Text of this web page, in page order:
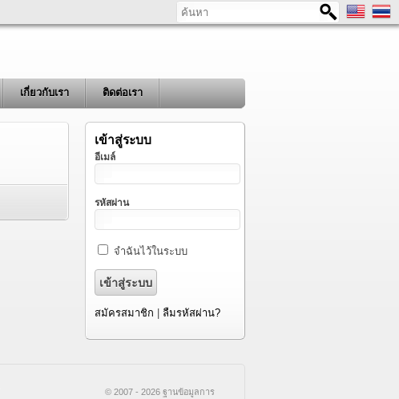
ค้นหา
เกี่ยวกับเรา ติดต่อเรา
เข้าสู่ระบบ
อีเมล์
รหัสผ่าน
จำฉันไว้ในระบบ
สมัครสมาชิก ลืมรหัสผ่าน?
© 2007 - 2026 ฐานข้อมูลการ